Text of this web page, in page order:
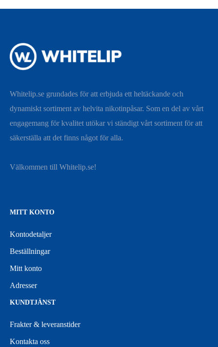
Whitelip.se grundades för att erbjuda ett heltäckande och
dynamiskt sortiment av helvita nikotinpåsar. Som en del av vårt
engagemang för kvalitet utökar vi ständigt vårt sortiment för att
säkerställa att det finns något för alla.
Välkommen till Whitelip.se!
MITT KONTO
Kontodetaljer
Beställningar
Mitt konto
Adresser
KUNDTJÄNST
Frakter & leveranstider
Kontakta oss